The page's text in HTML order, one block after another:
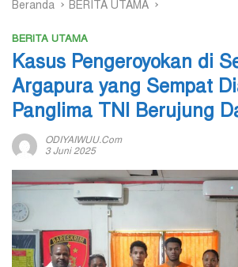
Beranda BERITA UTAMA
BERITA UTAMA
Kasus Pengeroyokan di
Argapura yang Sempat
Panglima TNI Berujung
ODIYAIWUU.com
3 Juni 2025